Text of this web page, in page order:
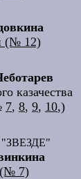
(№ 12)
казачества
7, 8, 9, 10,)
(№ 7)